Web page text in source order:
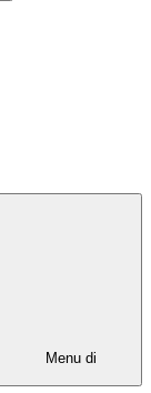
Menu di